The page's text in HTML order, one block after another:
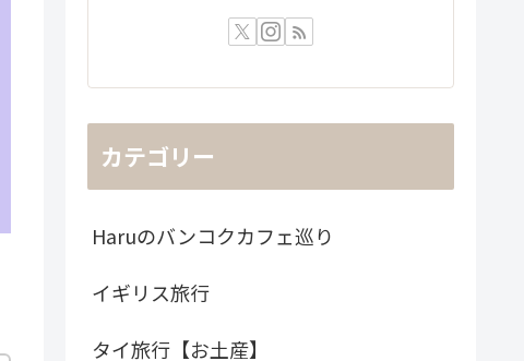
カテゴリー
Haruのバンコクカフェ巡り
イギリス旅行
タイ旅行【お土産】